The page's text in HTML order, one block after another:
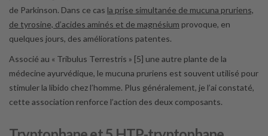
de Parkinson. Dans ce cas la prise simultanée de mucuna pruriens,
de tyrosine, d’acides aminés et de magnésium provoque, en
quelques jours, des améliorations patentes.
Associé au « Tribulus Terrestris » [5] une autre plante de la
médecine ayurvédique, le mucuna pruriens est souvent utilisé pour
stimuler la libido chez l’homme. Plus généralement, je l’ai constaté,
cette association renforce l’action des deux composants.